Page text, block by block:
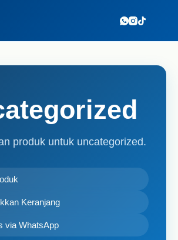
produk untuk uncategorized.
Keranjang
via WhatsApp